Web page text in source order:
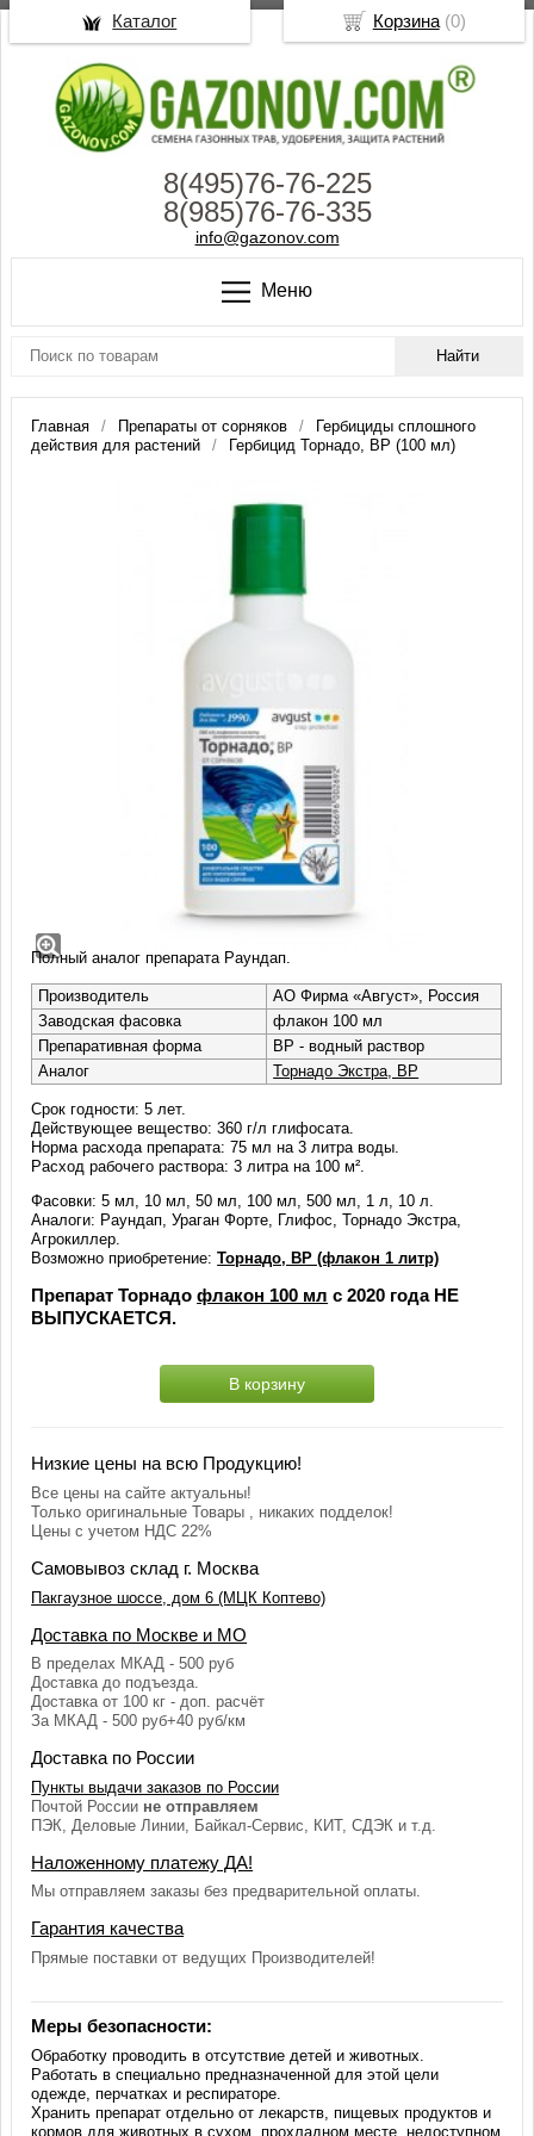
8(495)76-76-225
8(985)76-76-335
info@gazonov.com
Меню
Главная Препараты от сорняков
Гербициды сплошного
действия для растений
Гербицид Торнадо, ВР (100 мл)
Гербицид Торнадо, ВР (100 мл)
всеми видами сорняков. Обладает высокой проникающей
способностью. Уничтожает более 155 видов сорных растений.
Полный аналог препарата Раундап.
Производитель
АО Фирма «Август», Россия
Заводская фасовка
флакон 100 мл
Препаративная форма
ВР - водный раствор
Аналог
Торнадо Экстра, ВР
Срок годности: 5 лет.
Действующее вещество: 360 г/л глифосата.
Норма расхода препарата: 75 мл на 3 литра воды.
Расход рабочего раствора: 3 литра на 100 м².
Фасовки: 5 мл, 10 мл, 50 мл, 100 мл, 500 мл, 1 л, 10 л.
Аналоги: Раундап, Ураган Форте, Глифос, Торнадо Экстра,
Агрокиллер.
Возможно приобретение:Торнадо, ВР (флакон 1 литр)
Препарат Торнадофлакон 100 мл с 2020 года НЕ
ВЫПУСКАЕТСЯ.
В корзину
Низкие цены на всю Продукцию!
Все цены на сайте актуальны!
Только оригинальные Товары , никаких подделок!
Цены с учетом НДС 22%
Самовывоз склад г. Москва
Пакгаузное шоссе, дом 6 (МЦК Коптево)
Доставка по Москве и МО
В пределах МКАД - 500 руб
Доставка до подъезда.
Доставка от 100 кг - доп. расчёт
За МКАД - 500 руб+40 руб/км
Доставка по России
Пункты выдачи заказов по России
Почтой России не отправляем
ПЭК, Деловые Линии, Байкал-Сервис, КИТ, СДЭК и т.д.
Наложенному платежу ДА!
Мы отправляем заказы без предварительной оплаты.
Гарантия качества
Прямые поставки от ведущих Производителей!
Меры безопасности:
Обработку проводить в отсутствие детей и животных.
Работать в специально предназначенной для этой цели
одежде, перчатках и респираторе.
Хранить препарат отдельно от лекарств, пищевых продуктов и
кормов для животных в сухом, прохладном месте, недоступном
Корзина(0)
Каталог